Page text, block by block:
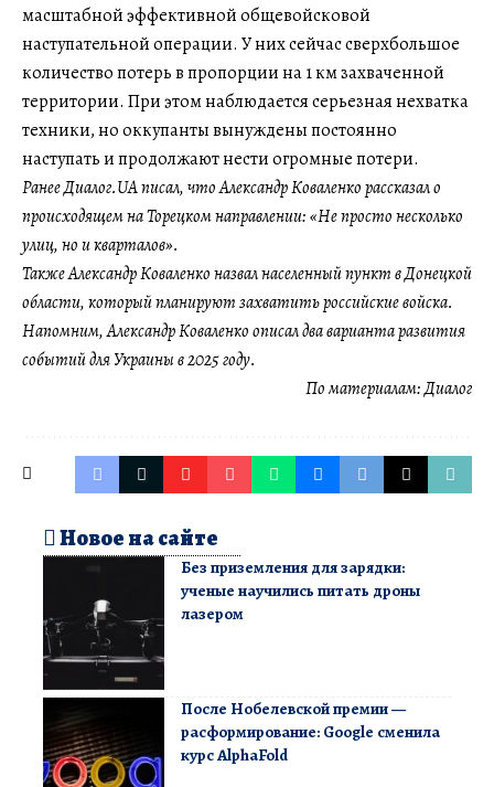
масштабной эффективной общевойсковой
наступательной операции. У них сейчас сверхбольшое
количество потерь в пропорции на 1 км захваченной
территории. При этом наблюдается серьезная нехватка
техники, но оккупанты вынуждены постоянно
наступать и продолжают нести огромные потери.
Ранее Диалог.UA писал, что Александр Коваленко рассказал о
происходящем на Торецком направлении: «Не просто несколько
улиц, но и кварталов».
Также Александр Коваленко назвал населенный пункт в Донецкой
области, который планируют захватить российские войска.
Напомним, Александр Коваленко описал два варианта развития
событий для Украины в 2025 году.
По материалам:Диалог
Новое на сайте
Без приземления для зарядки:
ученые научились питать дроны
лазером
После Нобелевской премии —
расформирование: Google сменила
курс AlphaFold